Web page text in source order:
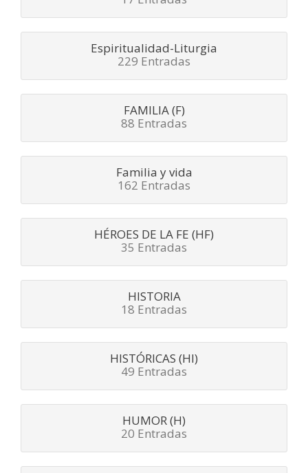
Espiritualidad-Liturgia
229 Entradas
FAMILIA (F)
88 Entradas
Familia y vida
162 Entradas
HÉROES DE LA FE (HF)
35 Entradas
HISTORIA
18 Entradas
HISTÓRICAS (HI)
49 Entradas
HUMOR (H)
20 Entradas